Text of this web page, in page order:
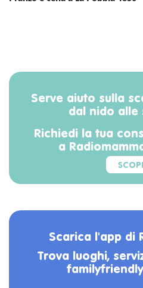
Serve aiuto sulla
dal nido alle
Richiedi la tua
a
Scarica l'app di
Trova luoghi,